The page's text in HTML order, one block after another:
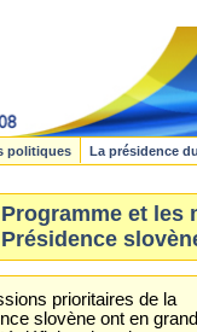
politiques La présidence
Programme et les
Présidence
prioritaires de la
slovène ont en